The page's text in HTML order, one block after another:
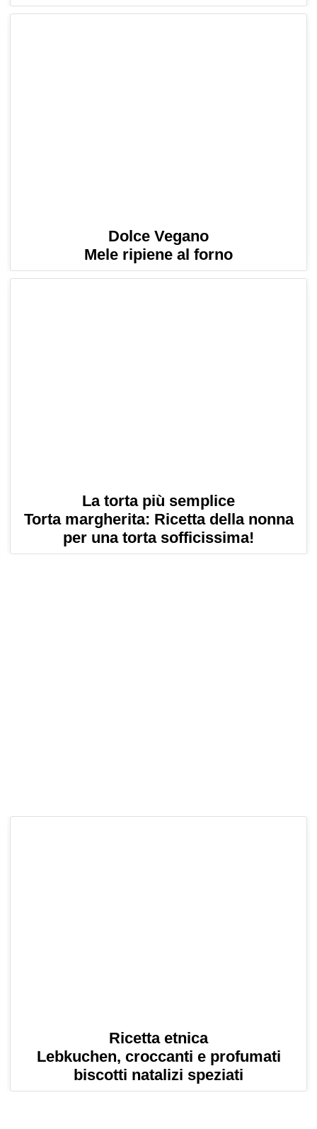
Dolce Vegano
Mele ripiene al forno
La torta più semplice
Torta margherita: Ricetta della nonna
per una torta sofficissima!
Ricetta etnica
Lebkuchen, croccanti e profumati
biscotti natalizi speziati